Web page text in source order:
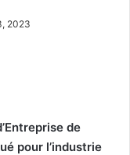
2023
de
pour l’industrie